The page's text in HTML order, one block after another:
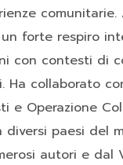
forte respiro
con contesti di
Ha collaborato
e Operazione
paesi del
autori e dal